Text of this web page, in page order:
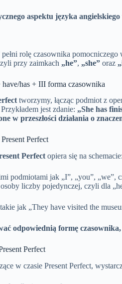
aspektu języka
pełni rolę czasownika pomocniczego
przy zaimkach „he”, „she” oraz
has + III forma czasownika
tworzymy, łącząc podmiot z
jest zdanie: „She has
w przeszłości działania o
Perfect
Perfect opiera się na
podmiotami jak „I”, „you”, „we”,
liczby pojedynczej, czyli dla
jak „They have visited the
odpowiednią formę
Perfect
w czasie Present Perfect,